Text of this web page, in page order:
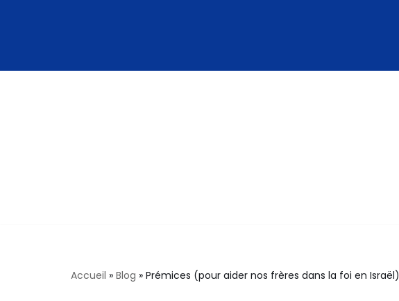
Accueil » Blog » Prémices (pour aider nos frères dans la foi en Israël)